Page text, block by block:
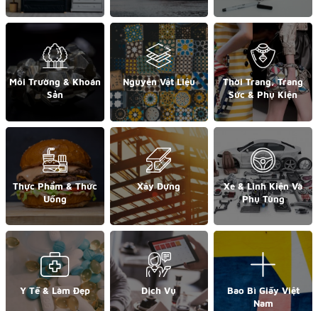
Môi Trường & Khoán
Sản
Nguyên Vật Liệu
Thời Trang, Trang
Sức & Phụ Kiện
Thực Phẩm & Thức
Uống
Xây Dựng
Xe & Linh Kiện Và
Phụ Tùng
Y Tế & Làm Đẹp Dịch Vụ
Bao Bì Giấy Việt
Nam